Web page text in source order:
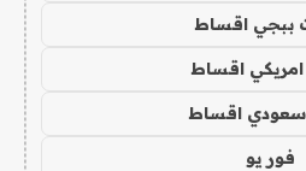
ببجي اقساط
امريكي اقساط
سعودي اقساط
فور يو